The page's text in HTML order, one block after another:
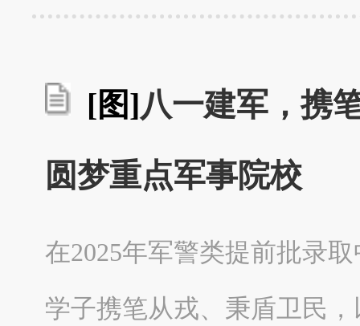
[图]八一建军，携
圆梦重点军事院校
在2025年军警类提前批录
学子携笔从戎、秉盾卫民